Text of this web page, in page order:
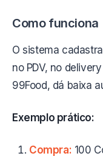
Como funciona
O sistema
no PDV, no
99Food, dá baixa
Exemplo prático:
Compra: 100